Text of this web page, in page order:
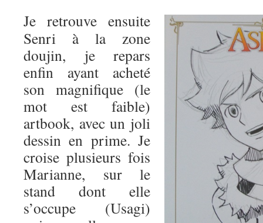
Je retrouve ensuite
Senri à la zone
doujin, je repars
enfin ayant acheté
son magnifique (le
mot est faible)
artbook, avec un joli
dessin en prime. Je
croise plusieurs fois
Marianne, sur le
stand dont elle
s’occupe (Usagi)